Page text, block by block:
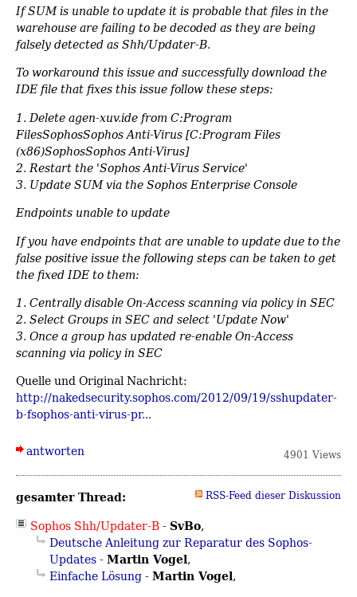
If SUM is unable to update it is probable that files in the
warehouse are failing to be decoded as they are being
falsely detected as Shh/Updater-B.
To workaround this issue and successfully download the
IDE file that fixes this issue follow these steps:
1. Delete agen-xuv.ide from C:Program
FilesSophosSophos Anti-Virus [C:Program Files
(x86)SophosSophos Anti-Virus]
2. Restart the 'Sophos Anti-Virus Service'
3. Update SUM via the Sophos Enterprise Console
Endpoints unable to update
If you have endpoints that are unable to update due to the
false positive issue the following steps can be taken to get
the fixed IDE to them:
1. Centrally disable On-Access scanning via policy in SEC
2. Select Groups in SEC and select 'Update Now'
3. Once a group has updated re-enable On-Access
scanning via policy in SEC
Quelle und Original Nachricht:
http://nakedsecurity.sophos.com/2012/09/19/sshupdater-
b-fsophos-anti-virus-pr...
antworten 4901 Views
gesamter Thread: RSS-Feed dieser Diskussion
Sophos Shh/Updater-B- SvBo,
Deutsche Anleitung zur Reparatur des Sophos-
Updates- Martin Vogel,
Einfache Lösung- Martin Vogel,